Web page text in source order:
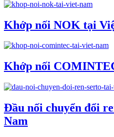
Khớp nối NOK tại
Khớp nối
Đầu nối chuyển đổi
Nam